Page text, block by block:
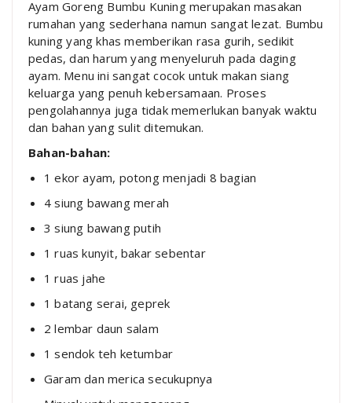
Ayam Goreng Bumbu Kuning merupakan masakan
rumahan yang sederhana namun sangat lezat. Bumbu
kuning yang khas memberikan rasa gurih, sedikit
pedas, dan harum yang menyeluruh pada daging
ayam. Menu ini sangat cocok untuk makan siang
keluarga yang penuh kebersamaan. Proses
pengolahannya juga tidak memerlukan banyak waktu
dan bahan yang sulit ditemukan.
Bahan-bahan:
1 ekor ayam, potong menjadi 8 bagian
4 siung bawang merah
3 siung bawang putih
1 ruas kunyit, bakar sebentar
1 ruas jahe
1 batang serai, geprek
2 lembar daun salam
1 sendok teh ketumbar
Garam dan merica secukupnya